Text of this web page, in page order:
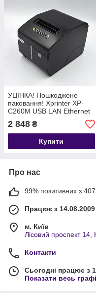
УЦІНКА! Пошкоджене
паковання! Xprinter XP-
C260M USB LAN Ethernet
принтер чеків з
автообрізанням
термопринтер 80мм
чорний синій
2 848 ₴
Купити
Про нас
99% позитивних з 407
Працює з 14.08.2009
м. Київ
Лісовий проспект 14,
Контакти
Сьогодні працює з
Показати весь